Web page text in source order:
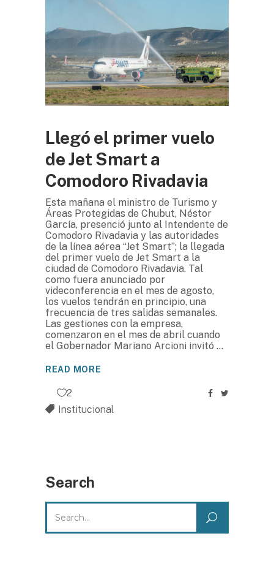
Llegó el primer vuelo
de Jet Smart a
Comodoro Rivadavia
Esta mañana el ministro de Turismo y
Áreas Protegidas de Chubut, Néstor
García, presenció junto al Intendente de
Comodoro Rivadavia y las autoridades
de la línea aérea “Jet Smart”; la llegada
del primer vuelo de Jet Smart a la
ciudad de Comodoro Rivadavia. Tal
como fuera anunciado por
videconferencia en el mes de agosto,
los vuelos tendrán en principio, una
frecuencia de tres salidas semanales.
Las gestiones con la empresa,
comenzaron en el mes de abril cuando
el Gobernador Mariano Arcioni invitó
READ MORE
2
Institucional
Search
Search
for: